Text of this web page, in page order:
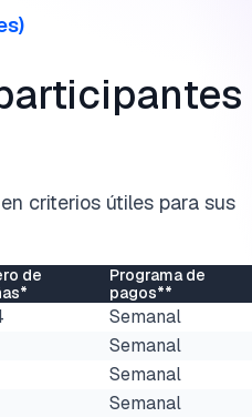
criterios útiles para sus
de
Programa de
pagos**
Semanal
Semanal
Semanal
Semanal